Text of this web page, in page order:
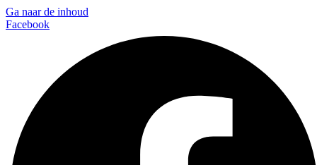
Ga naar de inhoud
Facebook